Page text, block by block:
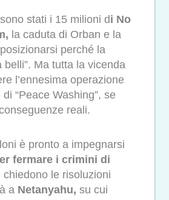
stati i 15 milioni di No
la caduta di Orban e la
perché la
belli”. Ma tutta la vicenda
l’ennesima operazione
“Peace Washing”, se
reali.
è pronto a impegnarsi
fermare i crimini di
chiedono le risoluzioni
a Netanyahu, su cui